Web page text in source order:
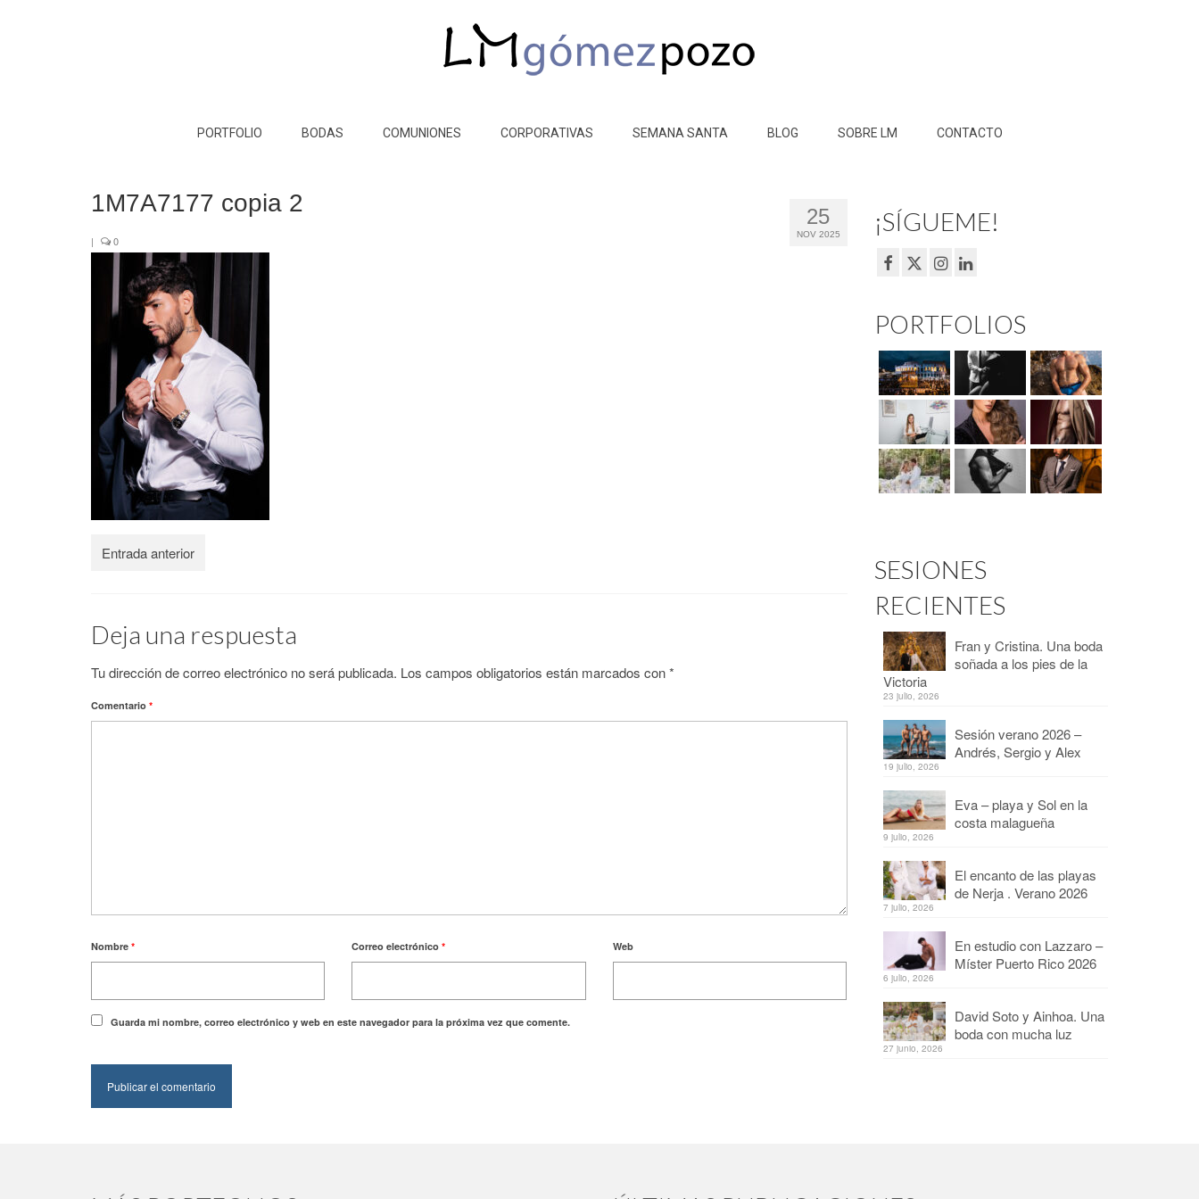
PORTFOLIO BODAS COMUNIONES CORPORATIVAS SEMANA SANTA BLOG SOBRE LM CONTACTO
25
NOV 2025
1M7A7177 copia 2
| 0
Entrada anterior
Deja una respuesta
Tu dirección de correo electrónico no será publicada. Los campos obligatorios están marcados con*
Comentario *
Nombre * Correo electrónico* Web
Guarda mi nombre, correo electrónico y web en este navegador para la próxima vez que comente.
¡SÍGUEME!
PORTFOLIOS
SESIONES
RECIENTES
Fran y Cristina. Una boda
soñada a los pies de la
Victoria
23 julio, 2026
Sesión verano 2026 –
Andrés, Sergio y Alex
19 julio, 2026
Eva – playa y Sol en la
costa malagueña
9 julio, 2026
El encanto de las playas
de Nerja . Verano 2026
7 julio, 2026
En estudio con Lazzaro –
Míster Puerto Rico 2026
6 julio, 2026
David Soto y Ainhoa. Una
boda con mucha luz
27 junio, 2026